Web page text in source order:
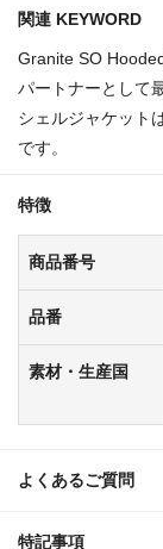
関連 KEYWORD
Granite SO
パートナーとして
シェルジャケット
です。
特徴
商品番号
品番
素材・生産国
よくあるご質問
特記事項